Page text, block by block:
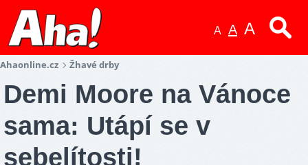
A A A
Ahaonline.cz Žhavé drby
Demi Moore na Vánoce
sama: Utápí se v
sebelítosti!